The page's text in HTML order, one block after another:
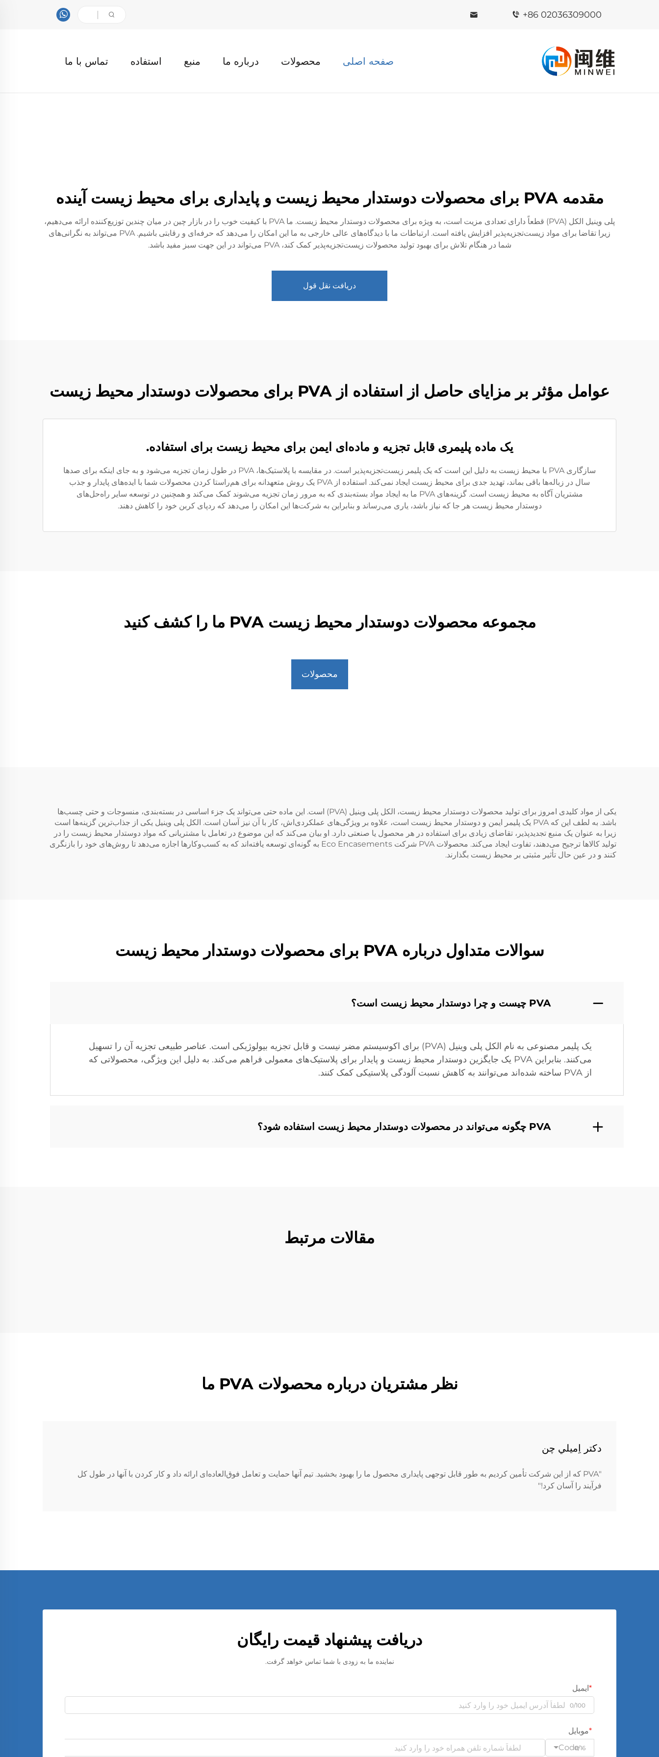
+86 02036309000
صفحه اصلی محصولات درباره ما منبع استفاده تماس با ما
مقدمه PVA برای محصولات دوستدار محیط زیست و پایداری برای محیط زیست آینده
پلی وینیل الکل (PVA) قطعاً دارای تعدادی مزیت است، به ویژه برای محصولات دوستدار محیط زیست. ما PVA با کیفیت خوب را در بازار چین در میان چندین توزیع‌کننده ارائه می‌دهیم،
زیرا تقاضا برای مواد زیست‌تجزیه‌پذیر افزایش یافته است. ارتباطات ما با دیدگاه‌های عالی خارجی به ما این امکان را می‌دهد که حرفه‌ای و رقابتی باشیم. PVA می‌تواند به نگرانی‌های
شما در هنگام تلاش برای بهبود تولید محصولات زیست‌تجزیه‌پذیر کمک کند، PVA می‌تواند در این جهت سبز مفید باشد.
دریافت نقل قول
عوامل مؤثر بر مزایای حاصل از استفاده از PVA برای محصولات دوستدار محیط زیست
یک ماده پلیمری قابل تجزیه و ماده‌ای ایمن برای محیط زیست برای استفاده.
سازگاری PVA با محیط زیست به دلیل این است که یک پلیمر زیست‌تجزیه‌پذیر است. در مقایسه با پلاستیک‌ها، PVA در طول زمان تجزیه می‌شود و به جای اینکه برای صدها
سال در زباله‌ها باقی بماند، تهدید جدی برای محیط زیست ایجاد نمی‌کند. استفاده از PVA یک روش متعهدانه برای هم‌راستا کردن محصولات شما با ایده‌های پایدار و جذب
مشتریان آگاه به محیط زیست است. گزینه‌های PVA ما به ایجاد مواد بسته‌بندی که به مرور زمان تجزیه می‌شوند کمک می‌کند و همچنین در توسعه سایر راه‌حل‌های
دوستدار محیط زیست هر جا که نیاز باشد، یاری می‌رساند و بنابراین به شرکت‌ها این امکان را می‌دهد که ردپای کربن خود را کاهش دهند.
مجموعه محصولات دوستدار محیط زیست PVA ما را کشف کنید
محصولات
یکی از مواد کلیدی امروز برای تولید محصولات دوستدار محیط زیست، الکل پلی وینیل (PVA) است. این ماده حتی می‌تواند یک جزء اساسی در بسته‌بندی، منسوجات و حتی چسب‌ها
باشد. به لطف این که PVA یک پلیمر ایمن و دوستدار محیط زیست است، علاوه بر ویژگی‌های عملکردی‌اش، کار با آن نیز آسان است. الکل پلی وینیل یکی از جذاب‌ترین گزینه‌ها است
زیرا به عنوان یک منبع تجدیدپذیر، تقاضای زیادی برای استفاده در هر محصول یا صنعتی دارد. او بیان می‌کند که این موضوع در تعامل با مشتریانی که مواد دوستدار محیط زیست را در
تولید کالاها ترجیح می‌دهند، تفاوت ایجاد می‌کند. محصولات PVA شرکت Eco Encasements به گونه‌ای توسعه یافته‌اند که به کسب‌وکارها اجازه می‌دهد تا روش‌های خود را بازنگری
کنند و در عین حال تأثیر مثبتی بر محیط زیست بگذارند.
سوالات متداول درباره PVA برای محصولات دوستدار محیط زیست
PVA چیست و چرا دوستدار محیط زیست است؟
یک پلیمر مصنوعی به نام الکل پلی وینیل (PVA) برای اکوسیستم مضر نیست و قابل تجزیه بیولوژیکی است. عناصر طبیعی تجزیه آن را تسهیل
می‌کنند. بنابراین PVA یک جایگزین دوستدار محیط زیست و پایدار برای پلاستیک‌های معمولی فراهم می‌کند. به دلیل این ویژگی، محصولاتی که
از PVA ساخته شده‌اند می‌توانند به کاهش نسبت آلودگی پلاستیکی کمک کنند.
PVA چگونه می‌تواند در محصولات دوستدار محیط زیست استفاده شود؟
مقالات مرتبط
نظر مشتریان درباره محصولات PVA ما
دکتر اِميلي چن
"PVA که از این شرکت تأمین کردیم به طور قابل توجهی پایداری محصول ما را بهبود بخشید. تیم آنها حمایت و تعامل فوق‌العاده‌ای ارائه داد و کار کردن با آنها در طول کل
فرآیند را آسان کرد!"
دریافت پیشنهاد قیمت رایگان
نماینده ما به زودی با شما تماس خواهد گرفت.
ایمیل
0/100
موبایل
Code0/16